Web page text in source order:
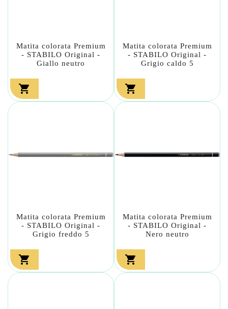
Matita colorata Premium
- STABILO Original -
Giallo neutro

Matita colorata Premium
- STABILO Original -
Grigio caldo 5

Matita colorata Premium
- STABILO Original -
Grigio freddo 5

Matita colorata Premium
- STABILO Original -
Nero neutro
